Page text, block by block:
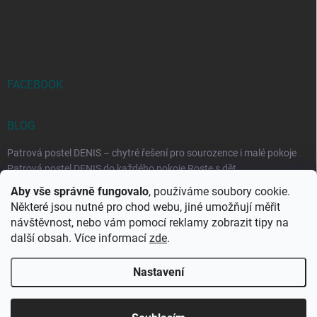
Aby vše správně fungovalo, používáme soubory cookie.
Některé jsou nutné pro chod webu, jiné umožňují měřit
návštěvnost, nebo vám pomocí reklamy zobrazit tipy na
další obsah. Více informací zde.
Nastavení
FACEBOOK
BLOG
Patrová postel DENIS – chytré řešení pro sourozence i malé pokoje
Patrová postel DENIS do každého pokoje Roste s dět...
Rozkládací postele RELAX – ideální řešení pro malé prostory i
každodenní spaní
Rozkládací postel, která se přizpůsobí vašemu živo...
Copyright 2026DK-obchod.cz. Všechna práva vyhrazena.Upravit
nastavení cookies